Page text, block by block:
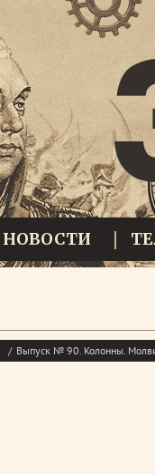
НОВОСТИ
Выпуск № 90. Колонны.